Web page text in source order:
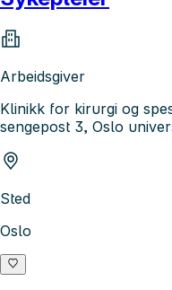
Arbeidsgiver
Klinikk for kirurgi og
sengepost 3, Oslo
Sted
Oslo